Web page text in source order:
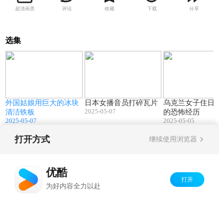
超清画质 评论 收藏 下载 分享
选集
外国姑娘用巨大的冰块
清洁铁板
2025-05-07
日本女播音员打碎瓦片
2025-05-07
乌克兰女子住日
的恐怖经历
2025-05-05
打开方式 继续使用浏览器
优酷
为好内容全力以赴
打开